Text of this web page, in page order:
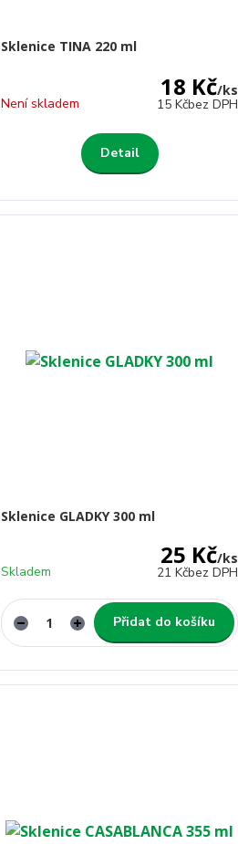
Sklenice TINA 220 ml
18 Kč/ks
15 Kčbez DPH
Není skladem
Detail
Sklenice GLADKY 300 ml
25 Kč/ks
21 Kčbez DPH
Skladem
Přidat do košíku